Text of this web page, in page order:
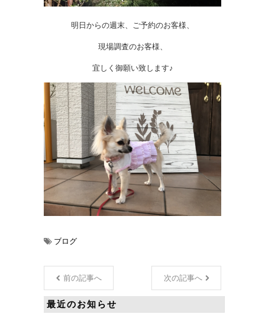
明日からの週末、ご予約のお客様、
現場調査のお客様、
宜しく御願い致します♪
ブログ
前の記事へ 次の記事へ
最近のお知らせ